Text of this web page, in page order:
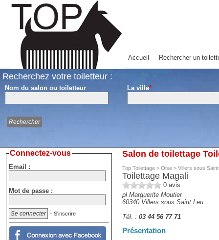
Accueil Rechercher un
Recherchez votre toiletteur :
Nom du salon ou toiletteur La ville*
Salon de toilettage
Top Toilettage > Oise > Villers sous
Toilettage Magali
0 avis
pl Marguerite Moutier
60340 Villers sous Saint Leu
Tél. : 03 44 56 77 71
Présentation
Connectez-vous
Email :
Mot de passe :
- S'inscrire